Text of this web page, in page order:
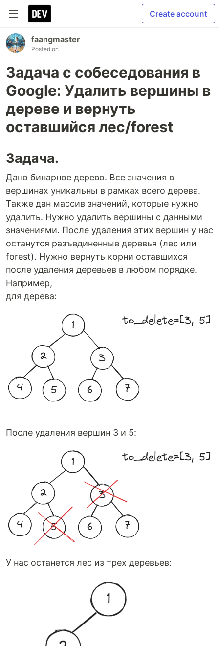
Create account
faangmaster
Posted on
Задача с собеседования в
Google: Удалить вершины в
дереве и вернуть
оставшийся лес/forest
Задача.
Дано бинарное дерево. Все значения в
вершинах уникальны в рамках всего дерева.
Также дан массив значений, которые нужно
удалить. Нужно удалить вершины с данными
значениями. После удаления этих вершин у нас
останутся разъединенные деревья (лес или
forest). Нужно вернуть корни оставшихся
после удаления деревьев в любом порядке.
Например,
для дерева:
После удаления вершин 3 и 5:
У нас останется лес из трех деревьев: